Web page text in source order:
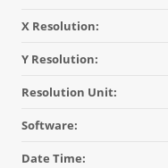
X Resolution:
Y Resolution:
Resolution Unit:
Software:
Date Time: